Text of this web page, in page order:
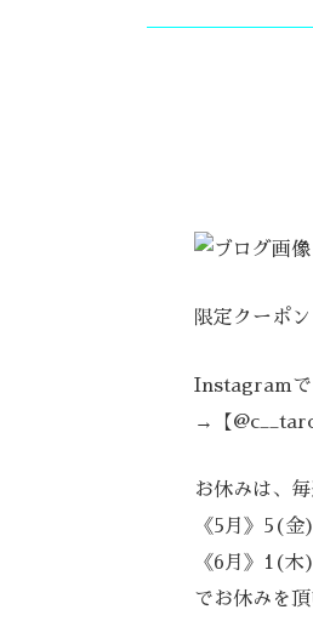
限定クーポ
Instagram
→【
お休みは、
《5月》5(
《6月》1(
でお休みを頂